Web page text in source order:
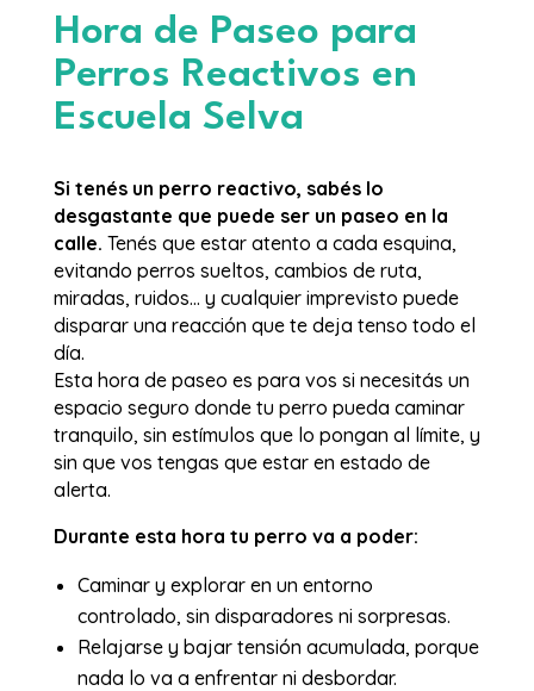
Hora de Paseo para
Perros Reactivos en
Escuela Selva
Si tenés un perro reactivo, sabés lo
desgastante que puede ser un paseo en la
calle. Tenés que estar atento a cada esquina,
evitando perros sueltos, cambios de ruta,
miradas, ruidos… y cualquier imprevisto puede
disparar una reacción que te deja tenso todo el
día.
Esta hora de paseo es para vos si necesitás un
espacio seguro donde tu perro pueda caminar
tranquilo, sin estímulos que lo pongan al límite, y
sin que vos tengas que estar en estado de
alerta.
Durante esta hora tu perro va a poder:
Caminar y explorar en un entorno
controlado, sin disparadores ni sorpresas.
Relajarse y bajar tensión acumulada, porque
nada lo va a enfrentar ni desbordar.